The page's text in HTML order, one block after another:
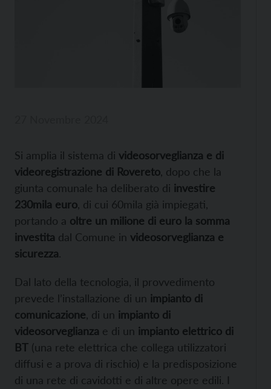
Si amplia il sistema di videosorveglianza e di
videoregistrazione di Rovereto , dopo che la
giunta comunale ha deliberato di investire
230mila euro , di cui 60mila già impiegati,
portando a oltre un milione di euro la somma
investita dal Comune in videosorveglianza e
sicurezza.
Dal lato della tecnologia, il provvedimento
prevede l’installazione di un impianto di
comunicazione , di un impianto di
videosorveglianza e di un impianto elettrico di
BT (una rete elettrica che collega utilizzatori
diffusi e a prova di rischio) e la predisposizione
di una rete di cavidotti e di altre opere edili. I